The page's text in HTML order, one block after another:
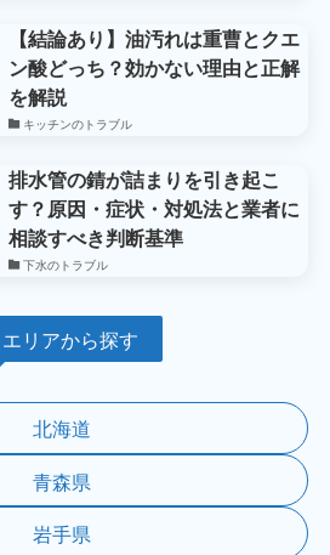
【結論あり】油汚れは重曹とクエ
ン酸どっち？効かない理由と正解
を解説
キッチンのトラブル
排水管の錆が詰まりを引き起こ
す？原因・症状・対処法と業者に
相談すべき判断基準
下水のトラブル
エリアから探す
北海道
青森県
岩手県